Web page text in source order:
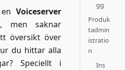
Voiceserver
men saknar
översikt över
du hittar alla
Speciellt i
gg
Produk
tadmin
istratio
n
Ins